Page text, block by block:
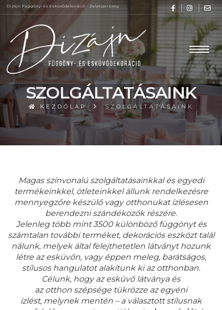
Dizájn Függöny- és Esküvődekoráció – Zalaegerszeg
SZOLGÁLTATÁSAINK
KEZDŐLAP SZOLGÁLTATÁSAINK
Magas színvonalú szolgáltatásainkkal és egyedi
termékeinkkel, ötleteinkkel állunk rendelkezésre
mennyegzőre készülő vagy otthonukat ízlésesen
berendezni szándékozók részére.
Jelenleg több mint 3500 különböző függönyt és
számtalan további terméket, dekorációs eszközt talál
nálunk, melyek által felejthetetlen látványt hozunk
létre az esküvőn, vagy éppen meleg, barátságos,
stílusos hangulatot alakítunk ki az otthonban.
Célunk, hogy az esküvő látványa és
az otthon szépsége tükrözze az egyéni
ízlést, melynek mentén – a választott stílusnak